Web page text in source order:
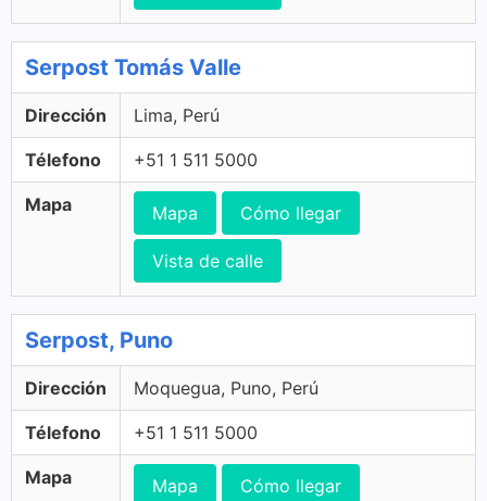
Serpost Tomás Valle
Dirección Lima, Perú
Télefono +51 1 511 5000
Mapa Mapa Cómo llegar
Vista de calle
Serpost, Puno
Dirección Moquegua, Puno, Perú
Télefono +51 1 511 5000
Mapa Mapa Cómo llegar